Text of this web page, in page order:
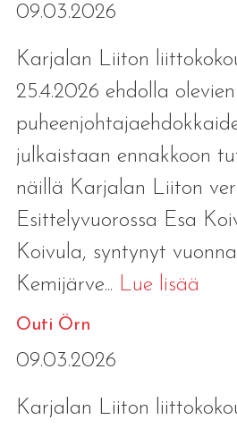
09.03.2026
Karjalan Liiton
25.4.2026 ehdolla olevien
julkaistaan ennakkoon
näillä Karjalan Liiton
Esittelyvuorossa Esa
Koivula, syntynyt
Kemijärve... Lue lisää
Outi Örn
09.03.2026
Karjalan Liiton